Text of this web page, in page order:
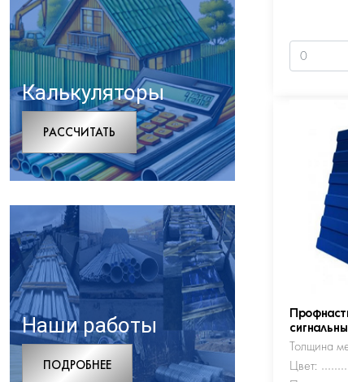
Калькуляторы
РАCСЧИТАТЬ
Наши работы
ПОДРОБНЕЕ
Толщина
Цвет: